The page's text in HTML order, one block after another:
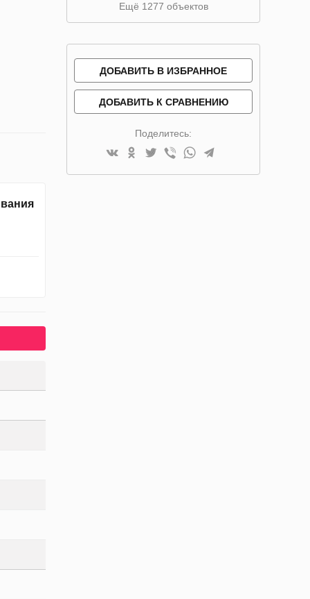
Ещё 1277 объектов
ДОБАВИТЬ В ИЗБРАННОЕ
ДОБАВИТЬ К СРАВНЕНИЮ
Поделитесь: